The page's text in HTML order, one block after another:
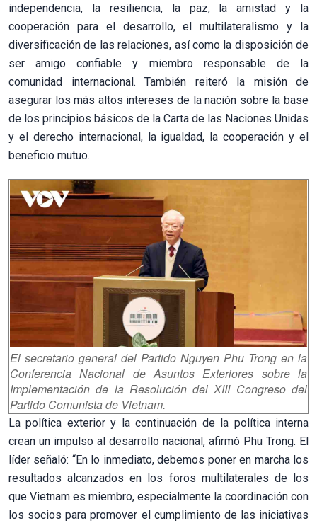
independencia, la resiliencia, la paz, la amistad y la
cooperación para el desarrollo, el multilateralismo y la
diversificación de las relaciones, así como la disposición de
ser amigo confiable y miembro responsable de la
comunidad internacional. También reiteró la misión de
asegurar los más altos intereses de la nación sobre la base
de los principios básicos de la Carta de las Naciones Unidas
y el derecho internacional, la igualdad, la cooperación y el
beneficio mutuo.
El secretario general del Partido Nguyen Phu Trong en la
Conferencia Nacional de Asuntos Exteriores sobre la
Implementación de la Resolución del XIII Congreso del
Partido Comunista de Vietnam.
La política exterior y la continuación de la política interna
crean un impulso al desarrollo nacional, afirmó Phu Trong. El
líder señaló: “En lo inmediato, debemos poner en marcha los
resultados alcanzados en los foros multilaterales de los
que Vietnam es miembro, especialmente la coordinación con
los socios para promover el cumplimiento de las iniciativas